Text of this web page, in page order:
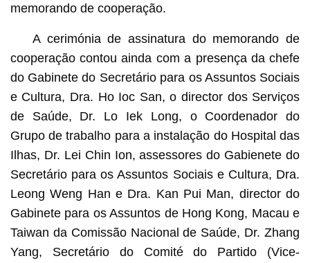
memorando de cooperação.
A cerimónia de assinatura do memorando de
cooperação contou ainda com a presença da chefe
do Gabinete do Secretário para os Assuntos Sociais
e Cultura, Dra. Ho Ioc San, o director dos Serviços
de Saúde, Dr. Lo Iek Long, o Coordenador do
Grupo de trabalho para a instalação do Hospital das
Ilhas, Dr. Lei Chin Ion, assessores do Gabienete do
Secretário para os Assuntos Sociais e Cultura, Dra.
Leong Weng Han e Dra. Kan Pui Man, director do
Gabinete para os Assuntos de Hong Kong, Macau e
Taiwan da Comissão Nacional de Saúde, Dr. Zhang
Yang, Secretário do Comité do Partido (Vice-